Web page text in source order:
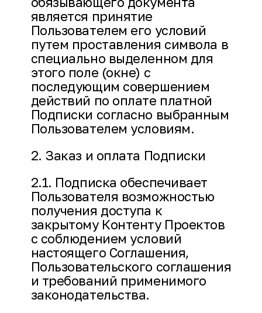
является принятие
Пользователем его условий
путем проставления символа в
специально выделенном для
этого поле (окне) с
последующим совершением
действий по оплате платной
Подписки согласно выбранным
Пользователем условиям.
2. Заказ и оплата Подписки
2.1. Подписка обеспечивает
Пользователя возможностью
получения доступа к
закрытому Контенту Проектов
с соблюдением условий
настоящего Соглашения,
Пользовательского соглашения
и требований применимого
законодательства.